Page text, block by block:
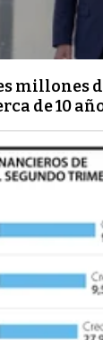
millones
de 10